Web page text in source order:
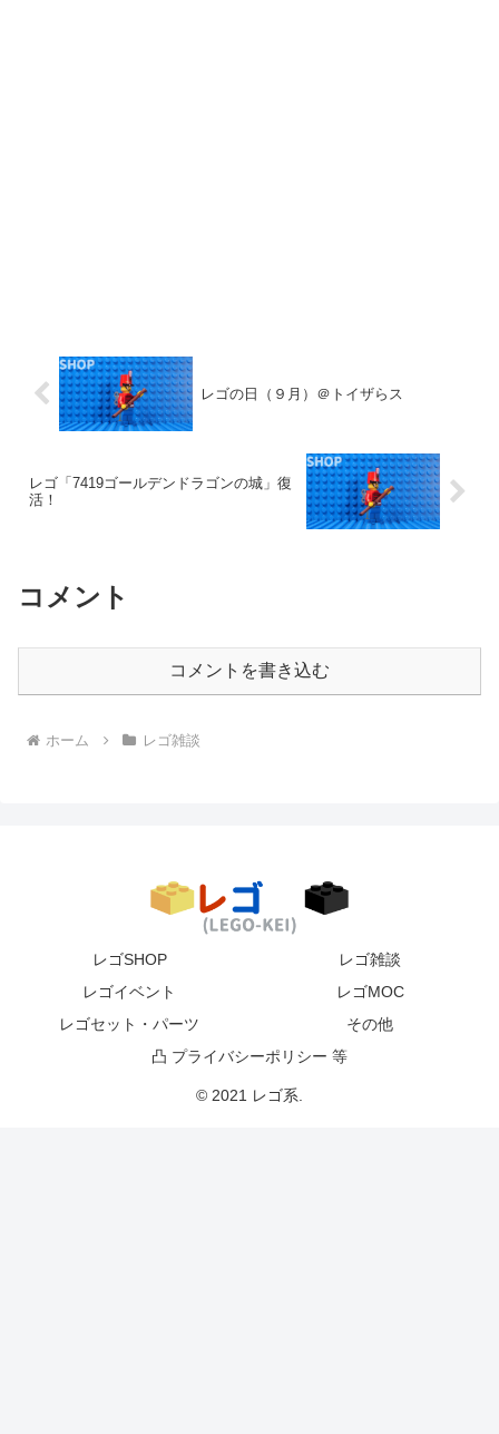
レゴの日（９月）＠トイザらス
レゴ「7419ゴールデンドラゴンの城」復
活！
コメント
コメントを書き込む
ホーム レゴ雑談
レゴSHOP
レゴ雑談
レゴイベント
レゴMOC
レゴセット・パーツ
その他
凸 プライバシーポリシー 等
© 2021 レゴ系.